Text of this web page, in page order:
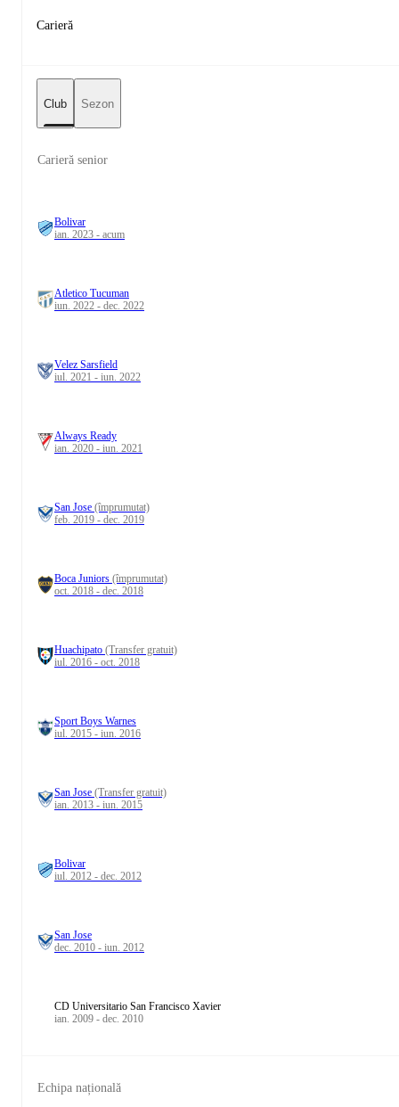
Carieră
Club Sezon
Carieră senior
Bolivar
ian. 2023 - acum
Atletico Tucuman
iun. 2022 - dec. 2022
Velez Sarsfield
iul. 2021 - iun. 2022
Always Ready
ian. 2020 - iun. 2021
San Jose (împrumutat)
feb. 2019 - dec. 2019
Boca Juniors (împrumutat)
oct. 2018 - dec. 2018
Huachipato (Transfer gratuit)
iul. 2016 - oct. 2018
Sport Boys Warnes
iul. 2015 - iun. 2016
San Jose (Transfer gratuit)
ian. 2013 - iun. 2015
Bolivar
iul. 2012 - dec. 2012
San Jose
dec. 2010 - iun. 2012
CD Universitario San Francisco Xavier
ian. 2009 - dec. 2010
Echipa națională